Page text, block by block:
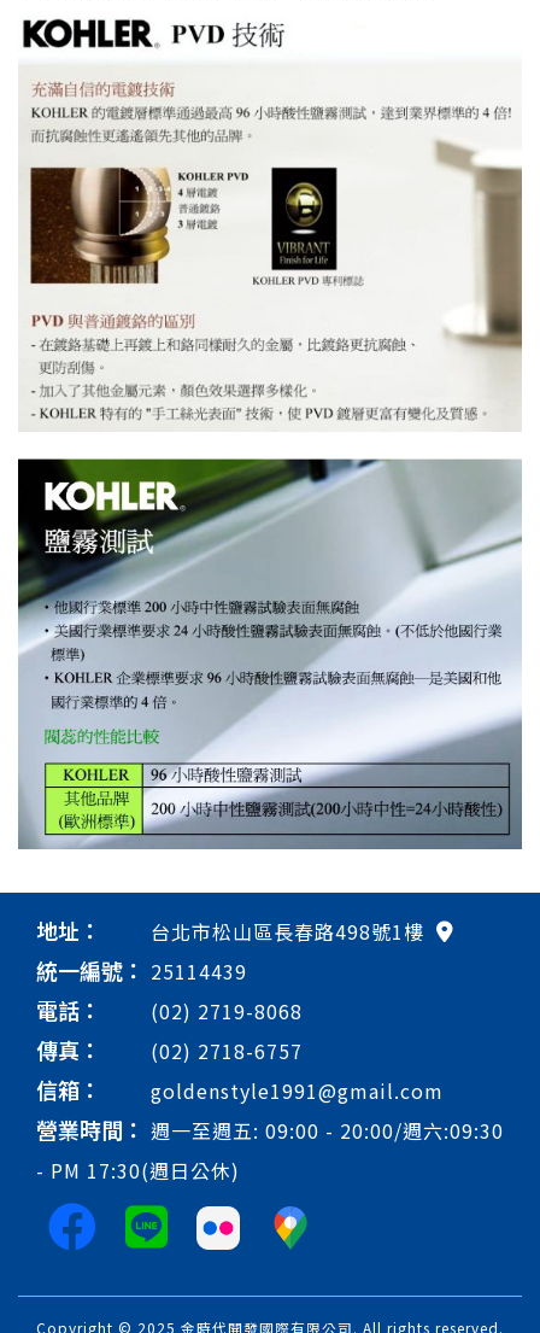
地址： 台北市松山區長春路498號1樓
統一編號： 25114439
電話： (02) 2719-8068
傳真： (02) 2718-6757
信箱： goldenstyle1991@gmail.com
營業時間： 週一至週五: 09:00 - 20:00/週六:09:30
- PM 17:30(週日公休)
Copyright © 2025 金時代開發國際有限公司. All rights reserved.